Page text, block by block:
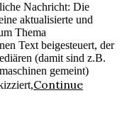
Nachricht: Die
aktualisierte und
Thema
Text beigesteuert, der
(damit sind z.B.
gemeint)
Continue